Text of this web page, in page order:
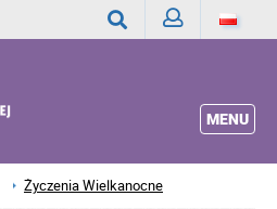
MENU
Życzenia Wielkanocne